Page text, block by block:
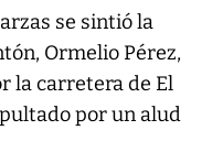
se sintió la
Ormelio Pérez,
la carretera de El
por un alud